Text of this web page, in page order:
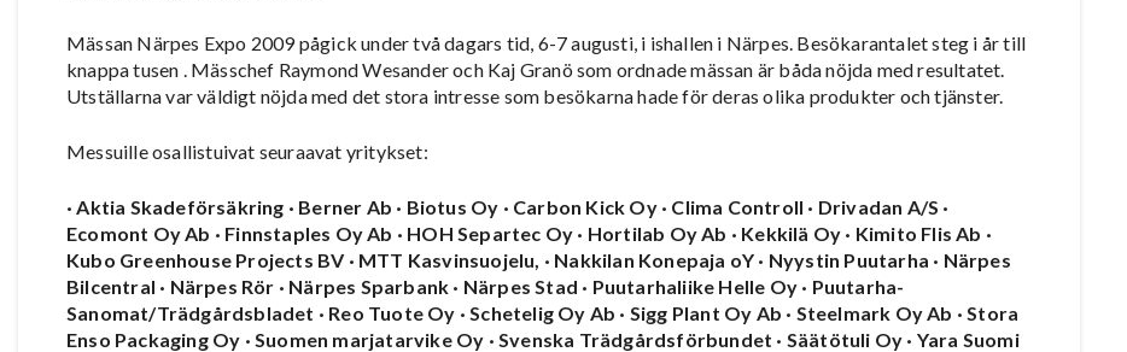
Mässan Närpes Expo 2009 pågick under två dagars tid, 6-7 augusti, i ishallen i Närpes. Besökarantalet steg i år till
knappa tusen . Mässchef Raymond Wesander och Kaj Granö som ordnade mässan är båda nöjda med resultatet.
Utställarna var väldigt nöjda med det stora intresse som besökarna hade för deras olika produkter och tjänster.
Messuille osallistuivat seuraavat yritykset:
· Aktia Skadeförsäkring · Berner Ab · Biotus Oy · Carbon Kick Oy · Clima Controll · Drivadan A/S ·
Ecomont Oy Ab · Finnstaples Oy Ab · HOH Separtec Oy · Hortilab Oy Ab · Kekkilä Oy · Kimito Flis Ab ·
Kubo Greenhouse Projects BV · MTT Kasvinsuojelu, · Nakkilan Konepaja oY · Nyystin Puutarha · Närpes
Bilcentral · Närpes Rör · Närpes Sparbank · Närpes Stad · Puutarhaliike Helle Oy · Puutarha-
Sanomat/Trädgårdsbladet · Reo Tuote Oy · Schetelig Oy Ab · Sigg Plant Oy Ab · Steelmark Oy Ab · Stora
Enso Packaging Oy · Suomen marjatarvike Oy · Svenska Trädgårdsförbundet · Säätötuli Oy · Yara Suomi